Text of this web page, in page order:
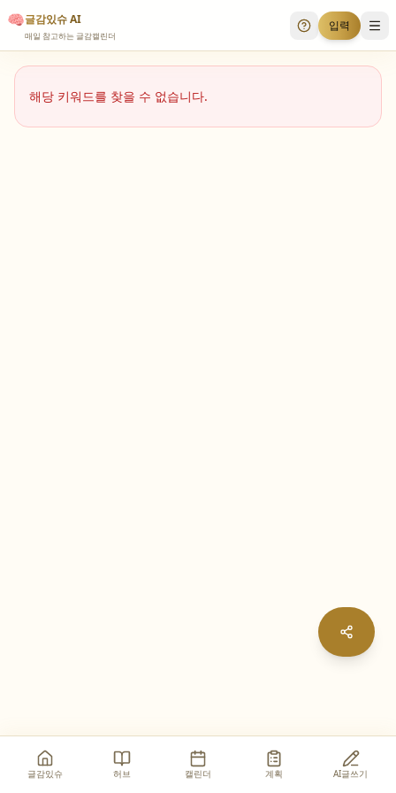
🧠글감있슈 AI
매일 참고하는 글감캘린더 투표 안내
입력 메
해당 키워드를 찾을 수 없습니다.
글감있슈 허브 캘린더 계획 AI글쓰기